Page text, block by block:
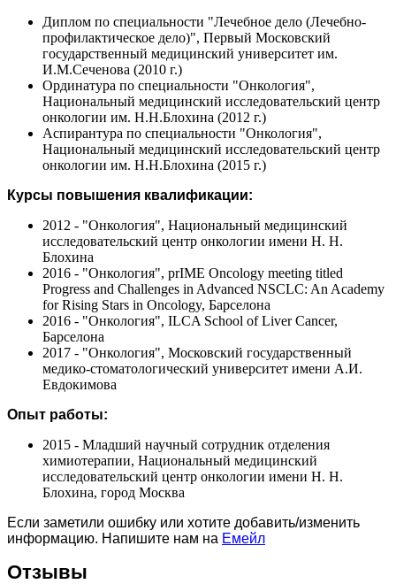
Диплом по специальности "Лечебное дело (Лечебно-
профилактическое дело)", Первый Московский
государственный медицинский университет им.
И.М.Сеченова (2010 г.)
Ординатура по специальности "Онкология",
Национальный медицинский исследовательский центр
онкологии им. Н.Н.Блохина (2012 г.)
Аспирантура по специальности "Онкология",
Национальный медицинский исследовательский центр
онкологии им. Н.Н.Блохина (2015 г.)
Курсы повышения квалификации:
2012 - "Онкология", Национальный медицинский
исследовательский центр онкологии имени Н. Н.
Блохина
2016 - "Онкология", prIME Oncology meeting titled
Progress and Challenges in Advanced NSCLC: An Academy
for Rising Stars in Oncology, Барселона
2016 - "Онкология", ILCA School of Liver Cancer,
Барселона
2017 - "Онкология", Московский государственный
медико-стоматологический университет имени А.И.
Евдокимова
Опыт работы:
2015 - Младший научный сотрудник отделения
химиотерапии, Национальный медицинский
исследовательский центр онкологии имени Н. Н.
Блохина, город Москва
Если заметили ошибку или хотите добавить/изменить
информацию. Напишите нам на Емейл
Отзывы